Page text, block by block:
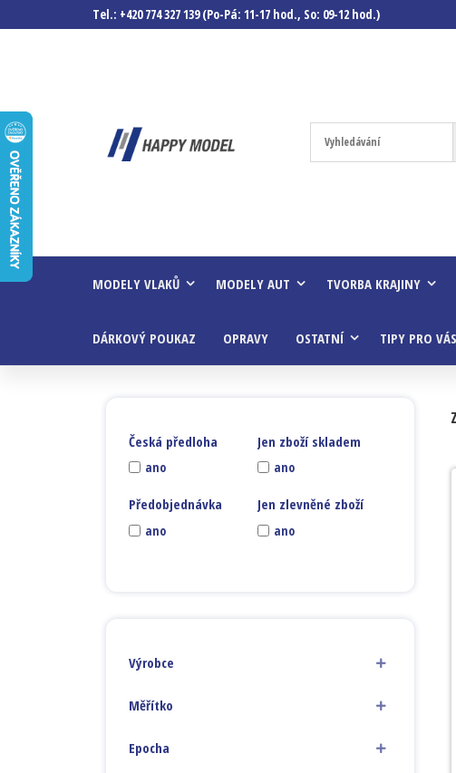
Tel.: +420 774 327 139 (Po-Pá: 11-17 hod., So: 09-12 hod.)
Happymodel.cz
modelová
MODELY VLAKŮ MODELY AUT TVORBA KRAJINY
DÁRKOVÝ POUKAZ OPRAVY OSTATNÍ TIPY PRO VÁS
Česká předloha
ano
Jen zboží skladem
ano
Předobjednávka
ano
Jen zlevněné zboží
ano
Výrobce
Měřítko
Epocha